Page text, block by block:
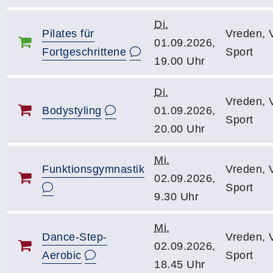
Pilates für
Fortgeschrittene
Di.
01.09.2026,
19.00 Uhr
Vreden,
Sport
Bodystyling
Di.
01.09.2026,
20.00 Uhr
Vreden,
Sport
Funktionsgymnastik
Mi.
02.09.2026,
9.30 Uhr
Vreden,
Sport
Dance-Step-
Aerobic
Mi.
02.09.2026,
18.45 Uhr
Vreden,
Sport